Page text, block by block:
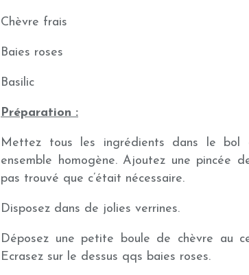
Chèvre frais
Baies roses
Basilic
Préparation :
Mettez tous les ingrédients dans le bol
ensemble homogène. Ajoutez une pincée
pas trouvé que c’était nécessaire.
Disposez dans de jolies verrines.
Déposez une petite boule de chèvre au
Ecrasez sur le dessus qqs baies roses.